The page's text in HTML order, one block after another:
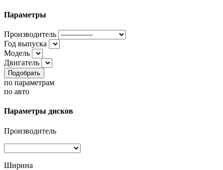
Параметры
Производитель
Год выпуска
Модель
Двигатель
Подобрать
по параметрам
по авто
Параметры дисков
Производитель
Ширина